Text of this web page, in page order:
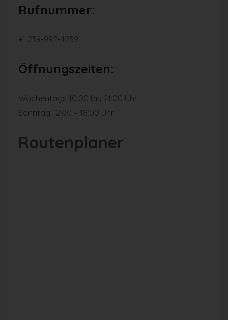
Rufnummer:
+1 239-992-4259
Öffnungszeiten:
Wochentags 10:00 bis 21:00 Uhr
Sonntag 12:00 – 18:00 Uhr
Routenplaner